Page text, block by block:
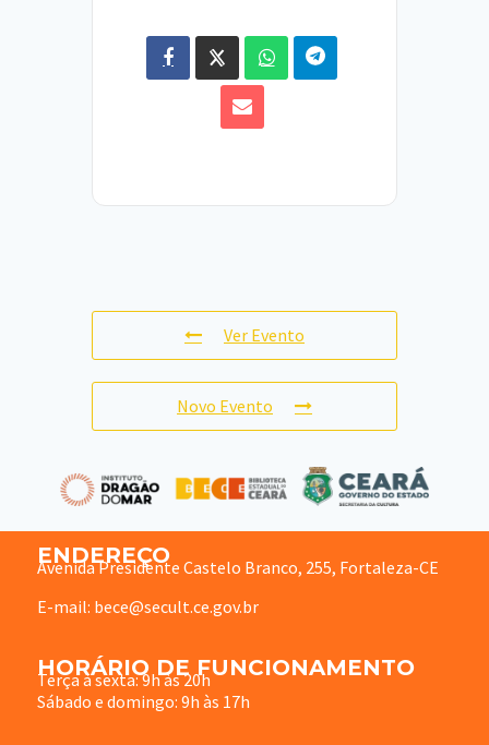
Ver Evento
Novo Evento
ENDEREÇO
Avenida Presidente Castelo Branco, 255, Fortaleza-CE
E-mail: bece@secult.ce.gov.br
HORÁRIO DE FUNCIONAMENTO
Terça à sexta: 9h às 20h
Sábado e domingo: 9h às 17h